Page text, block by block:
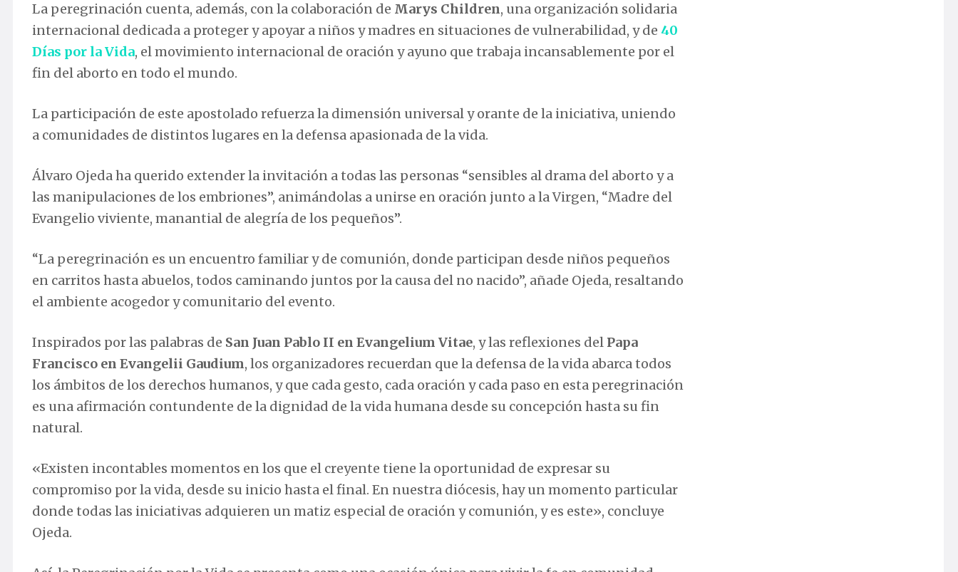
La peregrinación cuenta, además, con la colaboración de Marys Children, una organización solidaria
internacional dedicada a proteger y apoyar a niños y madres en situaciones de vulnerabilidad, y de 40
Días por la Vida, el movimiento internacional de oración y ayuno que trabaja incansablemente por el
fin del aborto en todo el mundo.
La participación de este apostolado refuerza la dimensión universal y orante de la iniciativa, uniendo
a comunidades de distintos lugares en la defensa apasionada de la vida.
Álvaro Ojeda ha querido extender la invitación a todas las personas “sensibles al drama del aborto y a
las manipulaciones de los embriones”, animándolas a unirse en oración junto a la Virgen, “Madre del
Evangelio viviente, manantial de alegría de los pequeños”.
“La peregrinación es un encuentro familiar y de comunión, donde participan desde niños pequeños
en carritos hasta abuelos, todos caminando juntos por la causa del no nacido”, añade Ojeda, resaltando
el ambiente acogedor y comunitario del evento.
Inspirados por las palabras de San Juan Pablo II en Evangelium Vitae, y las reflexiones del Papa
Francisco en Evangelii Gaudium, los organizadores recuerdan que la defensa de la vida abarca todos
los ámbitos de los derechos humanos, y que cada gesto, cada oración y cada paso en esta peregrinación
es una afirmación contundente de la dignidad de la vida humana desde su concepción hasta su fin
natural.
«Existen incontables momentos en los que el creyente tiene la oportunidad de expresar su
compromiso por la vida, desde su inicio hasta el final. En nuestra diócesis, hay un momento particular
donde todas las iniciativas adquieren un matiz especial de oración y comunión, y es este», concluye
Ojeda.